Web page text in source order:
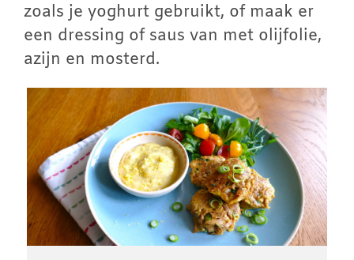
zoals je yoghurt gebruikt, of maak er
een dressing of saus van met olijfolie,
azijn en mosterd.